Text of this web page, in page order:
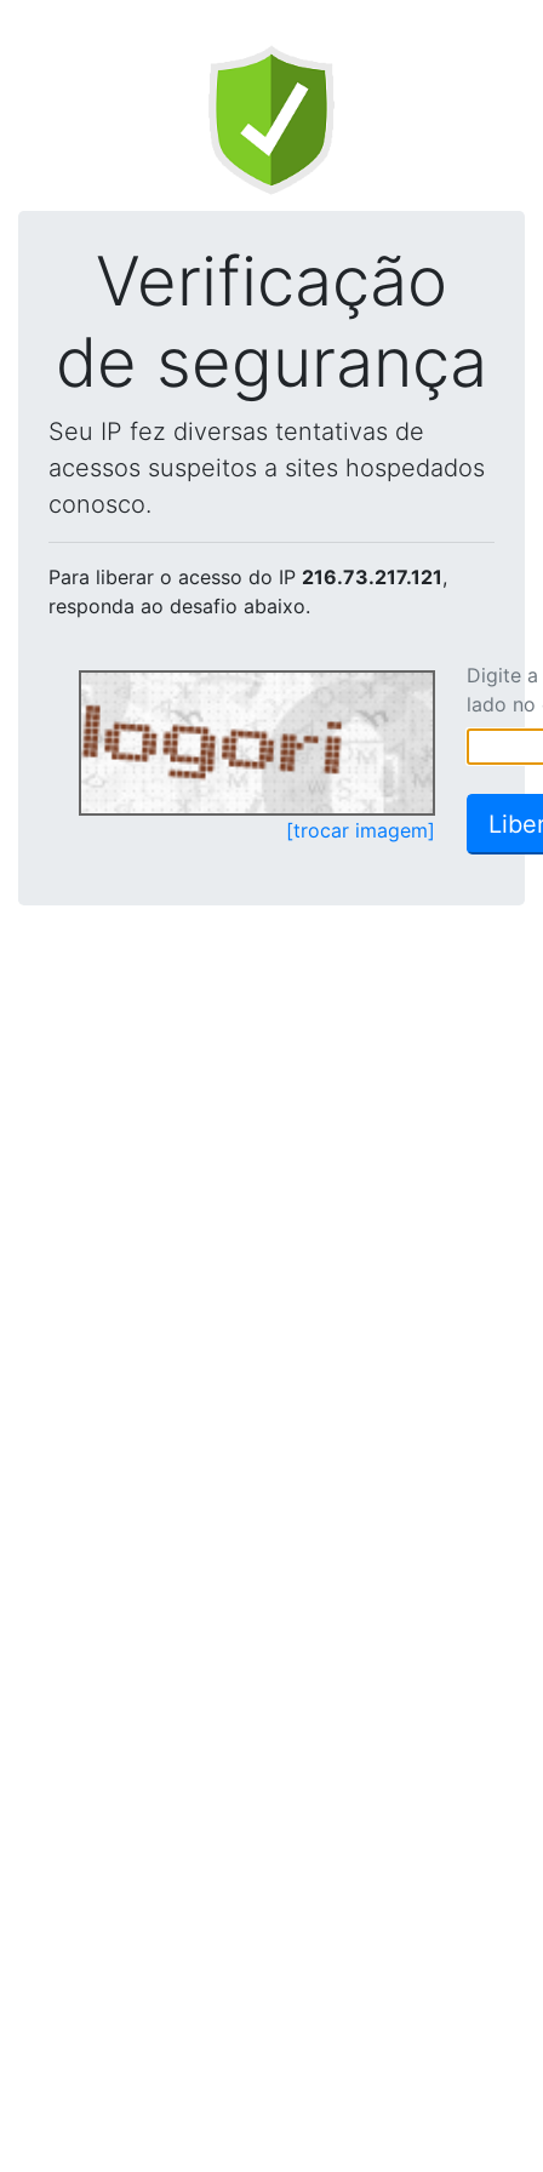
Verificação
de segurança
Seu IP fez diversas tentativas de
acessos suspeitos a sites hospedados
conosco.
Para liberar o acesso do IP 216.73.217.121,
responda ao desafio abaixo.
[trocar imagem]
Digite
lado no